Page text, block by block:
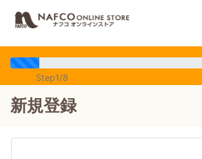
Step1/8
新規登録